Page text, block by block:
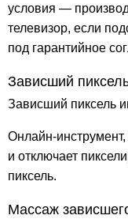
условия —
телевизор, если
под гарантийное
Зависший
Зависший пиксель
Онлайн-
и отключает
пиксель.
Массаж